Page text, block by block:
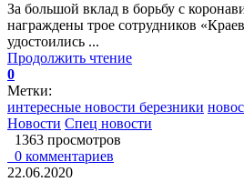
За большой вклад в борьбу с
награждены трое сотрудников
удостоились ...
Продолжить чтение
0
Метки:
интересные новости березники
Новости Спец новости
1363 просмотров
0 комментариев
22.06.2020